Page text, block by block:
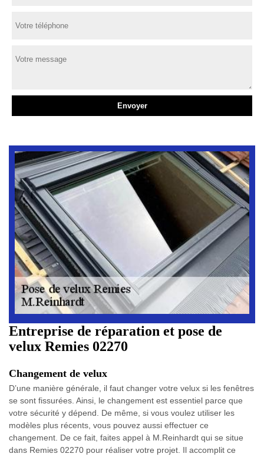
Entreprise de réparation et pose de
velux Remies 02270
Changement de velux
D’une manière générale, il faut changer votre velux si les fenêtres
se sont fissurées. Ainsi, le changement est essentiel parce que
votre sécurité y dépend. De même, si vous voulez utiliser les
modèles plus récents, vous pouvez aussi effectuer ce
changement. De ce fait, faites appel à M.Reinhardt qui se situe
dans Remies 02270 pour réaliser votre projet. Il accomplit ce